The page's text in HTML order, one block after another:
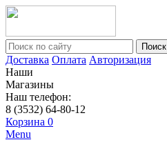
Поиск
Доставка Оплата Авторизация
Наши
Магазины
Наш телефон:
8 (3532) 64-80-12
Корзина 0
Menu